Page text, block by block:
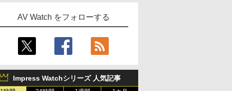
AV Watch をフォローする
Impress Watchシリーズ 人気記事